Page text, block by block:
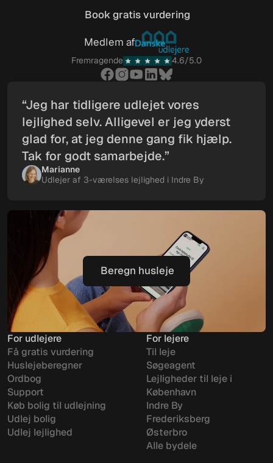
Book gratis vurdering
Book gratis vurdering
Medlem af
Fremragende 4.6/5.0
“Jeg har tidligere udlejet vores
lejlighed selv. Alligevel er jeg yderst
glad for, at jeg denne gang fik hjælp.
Tak for godt samarbejde.”
Marianne
Udlejer af 3-værelses lejlighed i Indre By
Beregn husleje
Beregn husleje
For udlejere
Få gratis vurdering
Huslejeberegner
Ordbog
Support
Køb bolig til udlejning
Udlej bolig
Udlej lejlighed
For lejere
Til leje
Søgeagent
Lejligheder til leje i
København
Indre By
Frederiksberg
Østerbro
Alle bydele